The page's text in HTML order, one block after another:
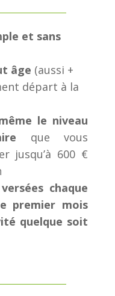
et sans
âge (aussi +
départ à la
le niveau
que vous
jusqu’à 600 €
versées chaque
premier mois
quelque soit